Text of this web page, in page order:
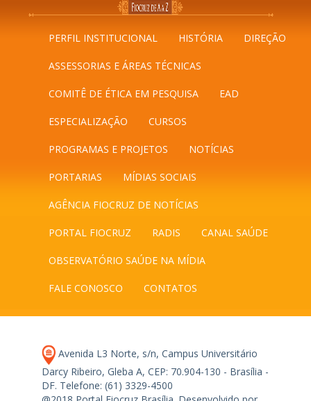
PERFIL INSTITUCIONAL HISTÓRIA DIREÇÃO
ASSESSORIAS E ÁREAS TÉCNICAS
COMITÊ DE ÉTICA EM PESQUISA EAD
ESPECIALIZAÇÃO CURSOS
PROGRAMAS E PROJETOS NOTÍCIAS
PORTARIAS MÍDIAS SOCIAIS
AGÊNCIA FIOCRUZ DE NOTÍCIAS
PORTAL FIOCRUZ RADIS CANAL SAÚDE
OBSERVATÓRIO SAÚDE NA MÍDIA
FALE CONOSCO CONTATOS
Avenida L3 Norte, s/n, Campus Universitário
Darcy Ribeiro, Gleba A, CEP: 70.904-130 - Brasília -
DF. Telefone: (61) 3329-4500